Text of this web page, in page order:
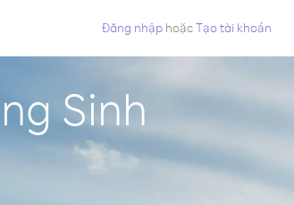
Đăng nhập hoặcTạo tài khoản
Sinh